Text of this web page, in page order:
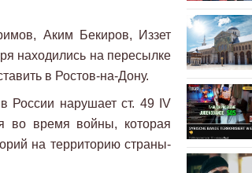
Аким Бекиров, Иззет
находились на пересылке
в Ростов-на-Дону.
России нарушает ст. 49 IV
во время войны, которая
на территорию страны-